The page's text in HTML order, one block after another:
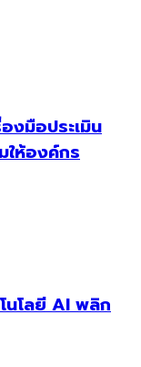
งมือประเมิน
ให้องค์กร
นโลยี AI พลิก